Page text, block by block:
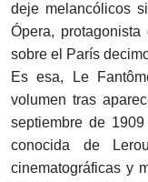
deje melancólicos
Ópera,
sobre el París
Es esa, Le
volumen tras
septiembre de
conocida de
cinematográficas y